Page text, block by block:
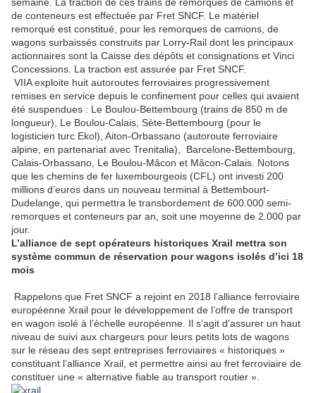
de conteneurs est effectuée par Fret SNCF. Le matériel
remorqué est constitué, pour les remorques de camions, de
wagons surbaissés construits par Lorry-Rail dont les principaux
actionnaires sont la Caisse des dépôts et consignations et Vinci
Concessions. La traction est assurée par Fret SNCF.
VIIA exploite huit autoroutes ferroviaires progressivement
remises en service depuis le confinement pour celles qui avaient
été suspendues : Le Boulou-Bettembourg (trains de 850 m de
longueur), Le Boulou-Calais, Sète-Bettembourg (pour le
logisticien turc Ekol), Aiton-Orbassano (autoroute ferroviaire
alpine, en partenariat avec Trenitalia), Barcelone-Bettembourg,
Calais-Orbassano, Le Boulou-Mâcon et Mâcon-Calais. Notons
que les chemins de fer luxembourgeois (CFL) ont investi 200
millions d’euros dans un nouveau terminal à Bettembourt-
Dudelange, qui permettra le transbordement de 600.000 semi-
remorques et conteneurs par an, soit une moyenne de 2.000 par
jour.
L’alliance de sept opérateurs historiques Xrail mettra son
système commun de réservation pour wagons isolés d’ici 18
mois
Rappelons que Fret SNCF a rejoint en 2018 l’alliance ferroviaire
européenne Xrail pour le développement de l’offre de transport
en wagon isolé à l’échelle européenne. Il s’agit d’assurer un haut
niveau de suivi aux chargeurs pour leurs petits lots de wagons
sur le réseau des sept entreprises ferroviaires « historiques »
constituant l’alliance Xrail, et permettre ainsi au fret ferroviaire de
constituer une « alternative fiable au transport routier ».